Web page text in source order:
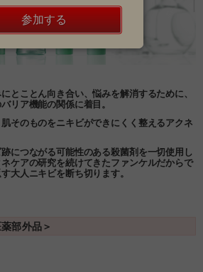
とことん向き合い、悩みを解消するために、
リア機能の関係に着目。
肌そのものをニキビができにくく整えるアクネ
につながる可能性のある殺菌剤を一切使用し
ケアの研究を続けてきたファンケルだからで
大人ニキビを断ち切ります。
部外品＞
参加する